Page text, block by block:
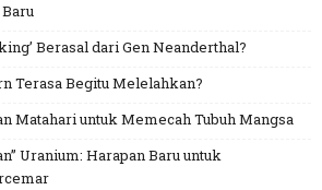
Berasal dari Gen Neanderthal?
Terasa Begitu Melelahkan?
Matahari untuk Memecah Tubuh Mangsa
Uranium: Harapan Baru untuk